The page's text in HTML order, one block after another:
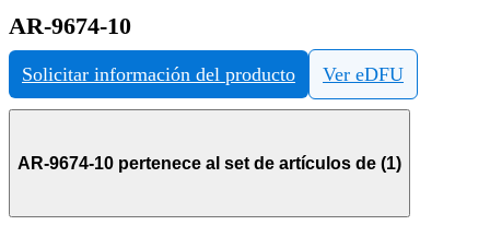
AR-9674-10
Solicitar información del producto Ver eDFU
AR-9674-10 pertenece al set de artículos de (1)